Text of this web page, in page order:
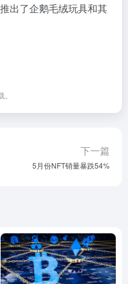
出了企鹅毛绒玩具和其
下一篇
5月份NFT销量暴跌54%